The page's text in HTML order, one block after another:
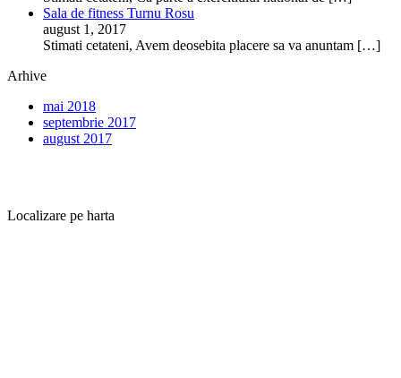
Sala de fitness Turnu Rosu
august 1, 2017
Stimati cetateni, Avem deosebita placere sa va anuntam […]
Arhive
mai 2018
septembrie 2017
august 2017
Localizare pe harta